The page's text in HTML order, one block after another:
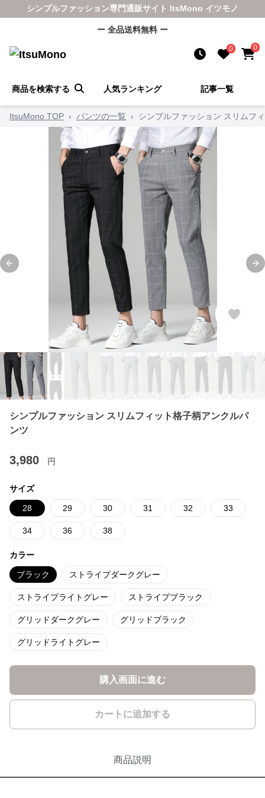
シンプルファッション専門通販サイト ItsMono イツモノ
ー 全品送料無料 ー
0 0
商品を検索する 人気ランキング 記事一覧
ItsuMono TOP › パンツの一覧 › シンプルファッション スリムフ
Previous slide
シンプルファッション スリムフィット格子柄アンクルパ
ンツ
3,980 円
サイズ
28 29 30 31 32 33
34 36 38
カラー
ブラック ストライプダークグレー
ストライプライトグレー ストライプブラック
グリッドダークグレー グリッドブラック
グリッドライトグレー
購入画面に進む
カートに追加する
商品説明